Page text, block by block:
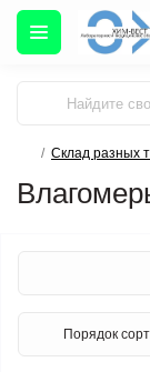
Склад разных